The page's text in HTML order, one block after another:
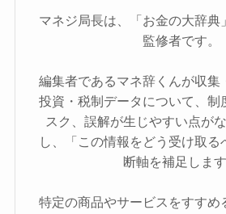
マネジ局長は、「お金の大辞典
監修者です。
編集者であるマネ辞くんが収集
投資・税制データについて、制
スク、誤解が生じやすい点が
し、「この情報をどう受け取る
断軸を補足します
特定の商品やサービスをすすめ